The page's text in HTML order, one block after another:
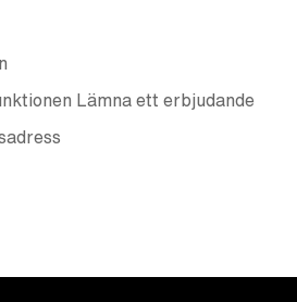
Lämna ett erbjudande